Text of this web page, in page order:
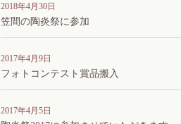
2018年4月30日
笠間の陶炎祭に参加
2017年4月9日
フォトコンテスト賞品搬入
2017年4月5日